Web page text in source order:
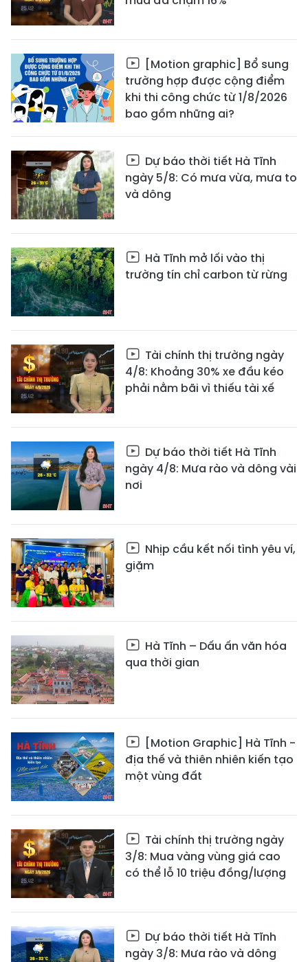
[Motion graphic] Bổ sung
trường hợp được cộng điểm
khi thi công chức từ 1/8/2026
bao gồm những ai?
Dự báo thời tiết Hà Tĩnh
ngày 5/8: Có mưa vừa, mưa to
và dông
Hà Tĩnh mở lối vào thị
trường tín chỉ carbon từ rừng
Tài chính thị trường ngày
4/8: Khoảng 30% xe đầu kéo
phải nằm bãi vì thiếu tài xế
Dự báo thời tiết Hà Tĩnh
ngày 4/8: Mưa rào và dông vài
nơi
Nhịp cầu kết nối tình yêu ví,
giặm
Hà Tĩnh – Dấu ấn văn hóa
qua thời gian
[Motion Graphic] Hà Tĩnh -
địa thế và thiên nhiên kiến tạo
một vùng đất
Tài chính thị trường ngày
3/8: Mua vàng vùng giá cao
có thể lỗ 10 triệu đồng/lượng
Dự báo thời tiết Hà Tĩnh
ngày 3/8: Mưa rào và dông